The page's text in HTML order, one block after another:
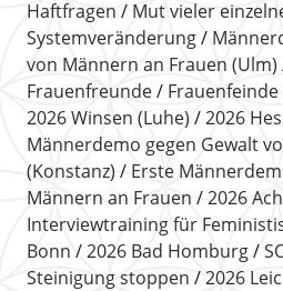
Haftfragen
Mut vieler
Systemveränderung
von Männern an Frauen (Ulm)
Frauenfreunde
Frauenfeinde
2026 Winsen (Luhe)
2026
Männerdemo gegen Gewalt
(Konstanz)
Erste
Männern an Frauen
2026
Interviewtraining für
Bonn
2026 Bad Homburg
Steinigung stoppen
2026